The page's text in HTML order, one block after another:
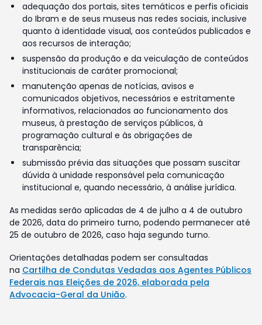
adequação dos portais, sites temáticos e perfis oficiais
do Ibram e de seus museus nas redes sociais, inclusive
quanto à identidade visual, aos conteúdos publicados e
aos recursos de interação;
suspensão da produção e da veiculação de conteúdos
institucionais de caráter promocional;
manutenção apenas de notícias, avisos e
comunicados objetivos, necessários e estritamente
informativos, relacionados ao funcionamento dos
museus, à prestação de serviços públicos, à
programação cultural e às obrigações de
transparência;
submissão prévia das situações que possam suscitar
dúvida à unidade responsável pela comunicação
institucional e, quando necessário, à análise jurídica.
As medidas serão aplicadas de 4 de julho a 4 de outubro
de 2026, data do primeiro turno, podendo permanecer até
25 de outubro de 2026, caso haja segundo turno.
Orientações detalhadas podem ser consultadas
na Cartilha de Condutas Vedadas aos Agentes Públicos
Federais nas Eleições de 2026, elaborada pela
Advocacia-Geral da União.